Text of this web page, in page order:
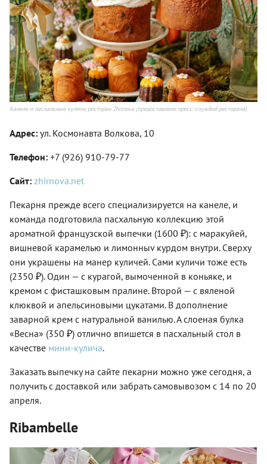
Канеле и пасхальные куличи, ресторан Zhirnova (предоставлено пресс-службой ресторана)
Адрес: ул. Космонавта Волкова, 10
Телефон: +7 (926) 910-79-77
Сайт: zhirnova.net
Пекарня прежде всего специализируется на канеле, и
команда подготовила пасхальную коллекцию этой
ароматной французской выпечки (1600 ₽): с маракуйей,
вишневой карамелью и лимонныv курдом внутри. Сверху
они украшены на манер куличей. Сами куличи тоже есть
(2350 ₽). Один — с курагой, вымоченной в коньяке, и
кремом с фисташковым пралине. Второй — с вяленой
клюквой и апельсиновыми цукатами. В дополнение
заварной крем с натуральной ванилью. А слоеная булка
«Весна» (350 ₽) отлично впишется в пасхальный стол в
качестве мини-кулича.
Заказать выпечку на сайте пекарни можно уже сегодня, а
получить с доставкой или забрать самовывозом с 14 по 20
апреля.
Ribambelle